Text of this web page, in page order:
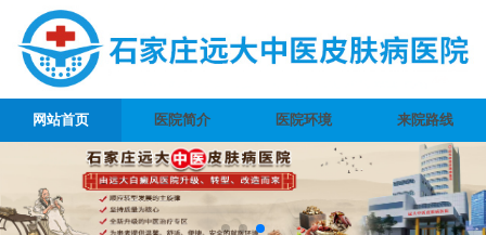
网站首页 医院简介 医院环境 来院路线